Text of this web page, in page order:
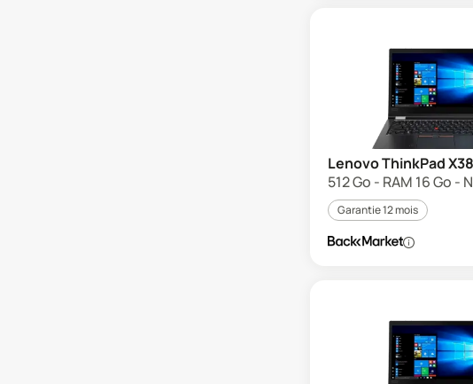
Lenovo ThinkPad
512 Go - RAM 16 Go
Garantie 12 mois